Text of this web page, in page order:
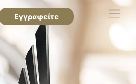
Εγγραφείτε